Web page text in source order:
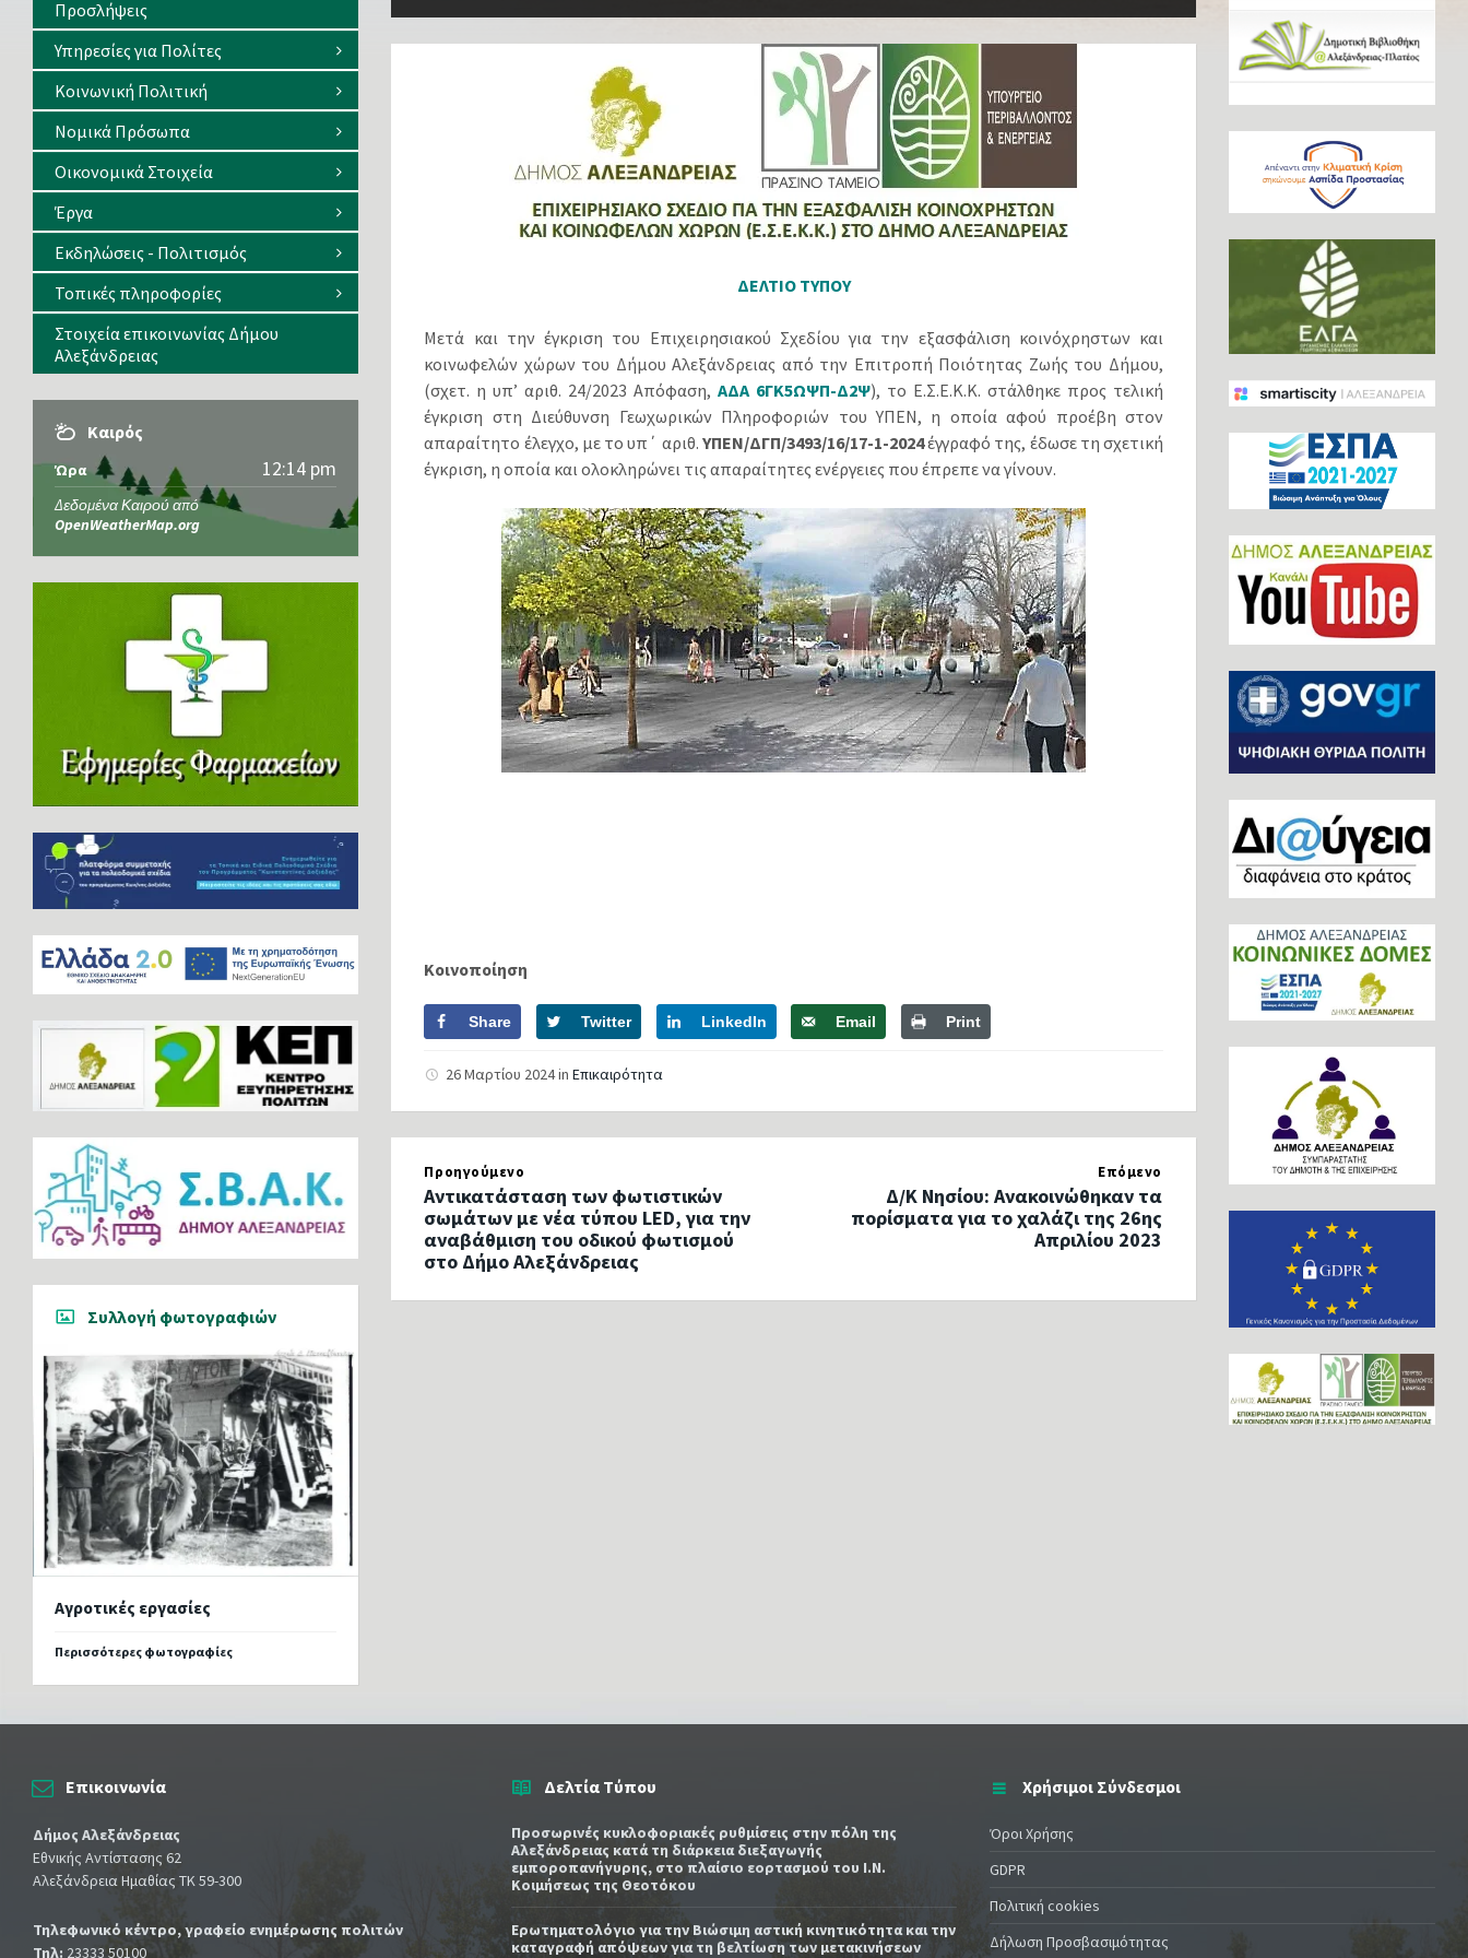
ΔΕΛΤΙΟ ΤΥΠΟΥ
Μετά και την έγκριση του Επιχειρησιακού Σχεδίου για την εξασφάλιση κοινόχρηστων και
κοινωφελών χώρων του Δήμου Αλεξάνδρειας από την Επιτροπή Ποιότητας Ζωής του Δήμου,
(σχετ. η υπ’ αριθ. 24/2023 Απόφαση,ΑΔΑ 6ΓΚ5ΩΨΠ-Δ2Ψ), το Ε.Σ.Ε.Κ.Κ. στάλθηκε προς τελική
έγκριση στη Διεύθυνση Γεωχωρικών Πληροφοριών του ΥΠΕΝ, η οποία αφού προέβη στον
απαραίτητο έλεγχο, με το υπ΄ αριθ. ΥΠΕΝ/ΔΓΠ/3493/16/17-1-2024έγγραφό της, έδωσε τη σχετική
έγκριση, η οποία και ολοκληρώνει τις απαραίτητες ενέργειες που έπρεπε να γίνουν.
Κοινοποίηση
Share Twitter LinkedIn Email Print
26 Μαρτίου 2024inΕπικαιρότητα
Προηγούμενο
Αντικατάσταση των φωτιστικών
σωμάτων με νέα τύπου LED, για την
αναβάθμιση του οδικού φωτισμού
στο Δήμο Αλεξάνδρειας
Επόμενο
Δ/Κ Νησίου: Ανακοινώθηκαν τα
πορίσματα για το χαλάζι της 26ης
Απριλίου 2023
Προσλήψεις
Υπηρεσίες για Πολίτες
Κοινωνική Πολιτική
Νομικά Πρόσωπα
Οικονομικά Στοιχεία
Έργα
Εκδηλώσεις - Πολιτισμός
Τοπικές πληροφορίες
Στοιχεία επικοινωνίας Δήμου
Αλεξάνδρειας
Καιρός
Ώρα 12:14 pm
Δεδομένα Καιρού από
OpenWeatherMap.org
Συλλογή φωτογραφιών
Αγροτικές εργασίες
Περισσότερες φωτογραφίες
Επικοινωνία
Δήμος Αλεξάνδρειας
Εθνικής Αντίστασης 62
Αλεξάνδρεια Ημαθίας ΤΚ 59-300
Τηλεφωνικό κέντρο, γραφείο ενημέρωσης πολιτών
Τηλ: 23333 50100
Δελτία Τύπου
Προσωρινές κυκλοφοριακές ρυθμίσεις στην πόλη της
Αλεξάνδρειας κατά τη διάρκεια διεξαγωγής
εμποροπανήγυρης, στο πλαίσιο εορτασμού του Ι.Ν.
Κοιμήσεως της Θεοτόκου
Ερωτηματολόγιο για την Βιώσιμη αστική κινητικότητα και την
καταγραφή απόψεων για τη βελτίωση των μετακινήσεων
Χρήσιμοι Σύνδεσμοι
Όροι Χρήσης
GDPR
Πολιτική cookies
Δήλωση Προσβασιμότητας